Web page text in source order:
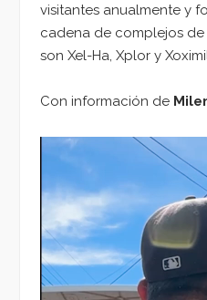
visitantes anualmente y
cadena de complejos
son Xel-Ha, Xplor y
Con información de
Reproductor
vídeo